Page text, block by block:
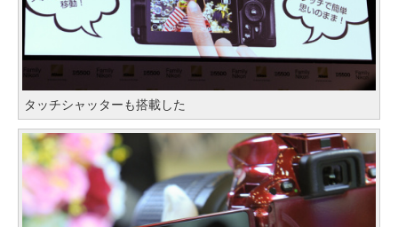
タッチシャッターも搭載した